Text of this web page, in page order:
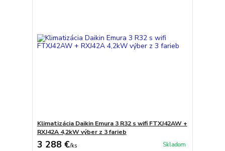
Klimatizácia Daikin Emura 3 R32 s wifi FTXJ42AW +
RXJ42A 4,2kW výber z 3 farieb
3 288 €/ks Skladom